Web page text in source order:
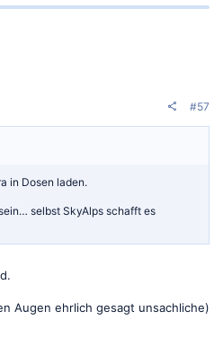
#57
in Dosen laden.
selbst SkyAlps schafft es
Augen ehrlich gesagt unsachliche)